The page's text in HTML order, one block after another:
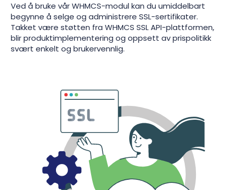
Ved å bruke vår WHMCS-modul kan du umiddelbart
begynne å selge og administrere SSL-sertifikater.
Takket være støtten fra WHMCS SSL API-plattformen,
blir produktimplementering og oppsett av prispolitikk
svært enkelt og brukervennlig.